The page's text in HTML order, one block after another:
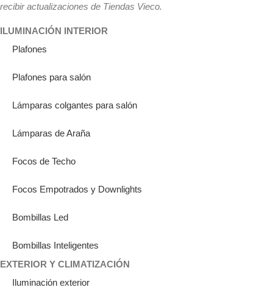
recibir actualizaciones de Tiendas Vieco.
ILUMINACIÓN INTERIOR
Plafones
Plafones para salón
Lámparas colgantes para salón
Lámparas de Araña
Focos de Techo
Focos Empotrados y Downlights
Bombillas Led
Bombillas Inteligentes
EXTERIOR Y CLIMATIZACIÓN
Iluminación exterior